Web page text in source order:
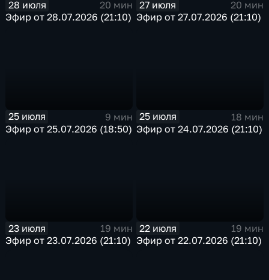
28 июля
20 мин
Эфир от 28.07.2026 (21:10)
27 июля
20 мин
Эфир от 27.07.2026 (21:10)
25 июля
9 мин
Эфир от 25.07.2026 (18:50)
25 июля
18 мин
Эфир от 24.07.2026 (21:10)
23 июля
19 мин
Эфир от 23.07.2026 (21:10)
22 июля
19 мин
Эфир от 22.07.2026 (21:10)